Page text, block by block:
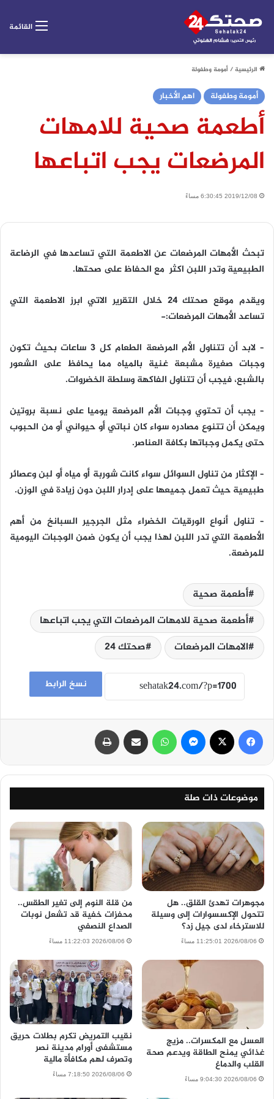
القائمة
الرئيسية/أمومة وطفولة
أمومة وطفولة اهم الأخبار
أطعمة صحية للامهات
المرضعات يجب اتباعها
2019/12/08 6:30:45 مساءً
تبحث الأمهات المرضعات عن الاطعمة التي تساعدها في الرضاعة
الطبيعية وتدر اللبن اكثر مع الحفاظ على صحتها.
ويقدم موقع صحتك 24 خلال التقرير الاتي ابرز الاطعمة التي
تساعد الأمهات المرضعات:-
– لابد أن تتناول الأم المرضعة الطعام كل 3 ساعات بحيث تكون
وجبات صغيرة مشبعة غنية بالمياه مما يحافظ على الشعور
بالشبع، فيجب أن تتناول الفاكهة وسلطة الخضروات.
– يجب أن تحتوي وجبات الأم المرضعة يوميا على نسبة بروتين
ويمكن أن تتنوع مصادره سواء كان نباتي أو حيواني أو من الحبوب
حتى يكمل وجباتها بكافة العناصر.
– الإكثار من تناول السوائل سواء كانت شوربة أو مياه أو لبن وعصائر
طبيعية حيث تعمل جميعها على إدرار اللبن دون زيادة في الوزن.
– تناول أنواع الورقيات الخضراء مثل الجرجير السبانخ من أهم
الأطعمة التي تدر اللبن لهذا يجب أن يكون ضمن الوجبات اليومية
للمرضعة.
أطعمة صحية
أطعمة صحية للامهات المرضعات التي يجب اتباعها
الامهات المرضعات
صحتك 24
نسخ الرابط
فيسبوك ماسنجر واتساب مشاركة عبر البريد
موضوعات ذات صلة
مجوهرات تهدئ القلق.. هل
تتحول الإكسسوارات إلى وسيلة
للاسترخاء لدى جيل زد؟
2026/08/06 11:25:01 مساءً
من قلة النوم إلى تغير الطقس..
محفزات خفية قد تشعل نوبات
الصداع النصفي
2026/08/06 11:22:03 مساءً
العسل مع المكسرات.. مزيج
غذائي يمنح الطاقة ويدعم صحة
القلب والدماغ
2026/08/06 9:04:30 مساءً
نقيب التمريض تكرم بطلات حريق
مستشفى أورام مدينة نصر
وتصرف لهم مكافأة مالية
2026/08/06 7:18:50 مساءً